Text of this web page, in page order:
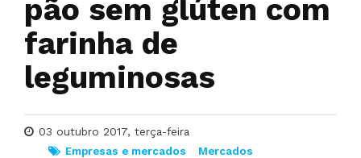
pão sem glúten com
farinha de
leguminosas
03 outubro 2017, terça-feira
Empresas e mercados
Mercados